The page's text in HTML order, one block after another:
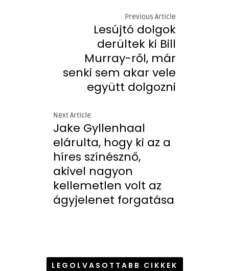
Previous Article
Lesújtó dolgok
derültek ki Bill
Murray-ről, már
senki sem akar vele
együtt dolgozni
Next Article
Jake Gyllenhaal
elárulta, hogy ki az a
híres színésznő,
akivel nagyon
kellemetlen volt az
ágyjelenet forgatása
LEGOLVASOTTABB CIKKEK